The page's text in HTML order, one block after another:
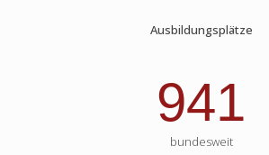
Ausbildungsplätze
941
bundesweit